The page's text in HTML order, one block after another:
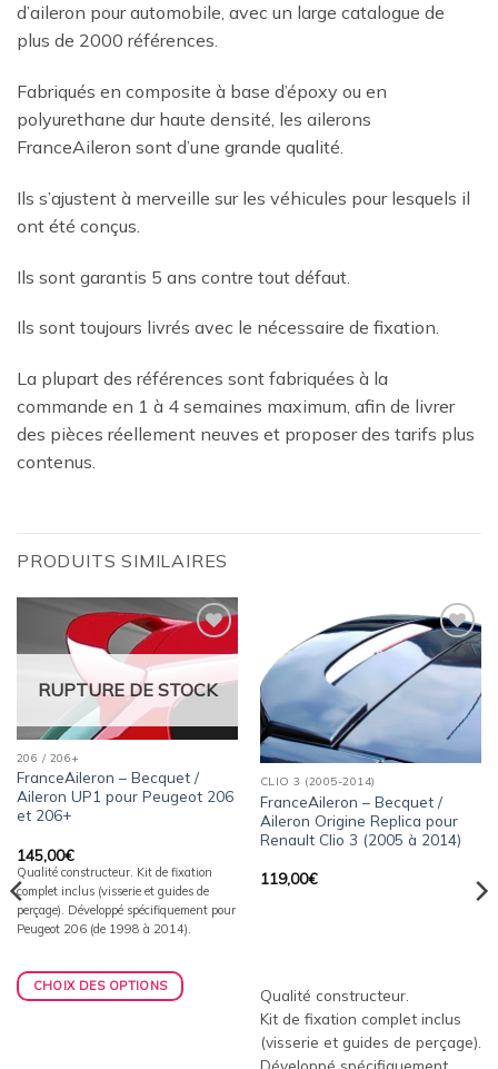
d’aileron pour automobile, avec un large catalogue de
plus de 2000 références.
Fabriqués en composite à base d’époxy ou en
polyurethane dur haute densité, les ailerons
FranceAileron sont d’une grande qualité.
Ils s’ajustent à merveille sur les véhicules pour lesquels il
ont été conçus.
Ils sont garantis 5 ans contre tout défaut.
Ils sont toujours livrés avec le nécessaire de fixation.
La plupart des références sont fabriquées à la
commande en 1 à 4 semaines maximum, afin de livrer
des pièces réellement neuves et proposer des tarifs plus
contenus.
PRODUITS SIMILAIRES
Ajouter
wishlist
RUPTURE DE STOCK
206 / 206+
FranceAileron – Becquet /
Aileron UP1 pour Peugeot 206
et 206+
145,00€
Qualité constructeur. Kit de fixation
complet inclus (visserie et guides de
perçage). Développé spécifiquement pour
Peugeot 206 (de 1998 à 2014).
CHOIX DES OPTIONS
Ajouter
à la
wishlist
CLIO 3 (2005-2014)
FranceAileron – Becquet /
Aileron Origine Replica pour
Renault Clio 3 (2005 à 2014)
119,00€
Qualité constructeur.
Kit de fixation complet inclus
(visserie et guides de perçage).
Développé spécifiquement